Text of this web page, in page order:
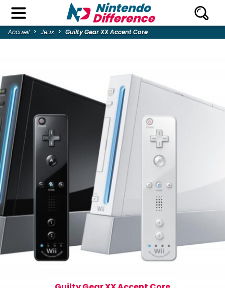
Accueil Jeux Guilty Gear XX Accent Core